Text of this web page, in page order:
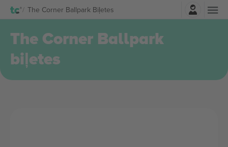
The Corner Ballpark Biļetes
The Corner Ballpark
biļetes